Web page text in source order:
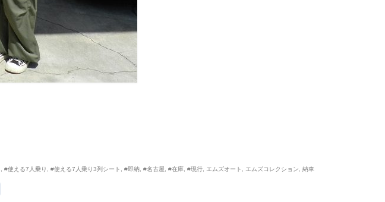
#使える7人乗り #使える7人乗り3列シート #即納 #名古屋 #在庫 #現行 エムズオート エムズコレクション 納車